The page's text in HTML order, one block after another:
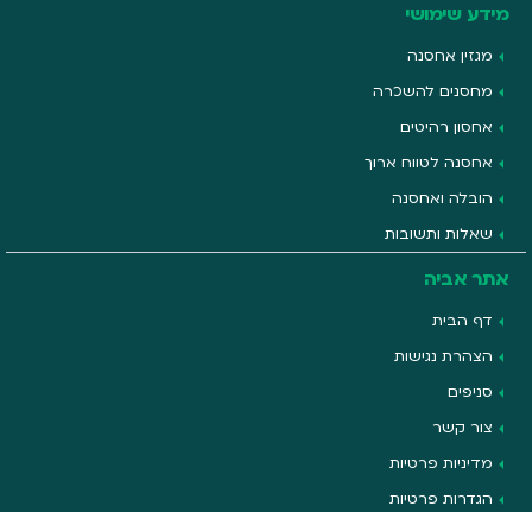
מידע שימושי
מגזין אחסנה
מחסנים להשכרה
אחסון רהיטים
אחסנה לטווח ארוך
הובלה ואחסנה
שאלות ותשובות
אתר אביה
דף הבית
הצהרת נגישות
סניפים
צור קשר
מדיניות פרטיות
הגדרות פרטיות